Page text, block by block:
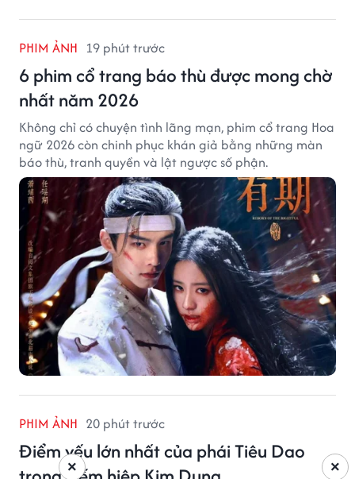
PHIM ẢNH 19 phút trước
6 phim cổ trang báo thù được mong chờ
nhất năm 2026
Không chỉ có chuyện tình lãng mạn, phim cổ trang Hoa
ngữ 2026 còn chinh phục khán giả bằng những màn
báo thù, tranh quyền và lật ngược số phận.
PHIM ẢNH 20 phút trước
Điểm yếu lớn nhất của phái Tiêu Dao
×
×